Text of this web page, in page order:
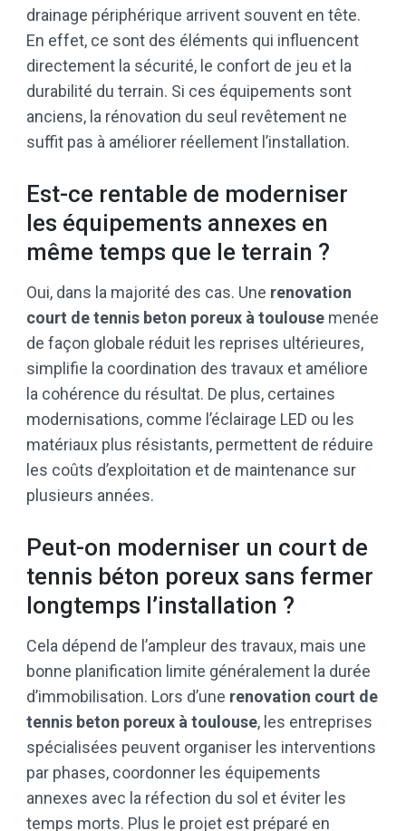
drainage périphérique arrivent souvent en tête.
En effet, ce sont des éléments qui influencent
directement la sécurité, le confort de jeu et la
durabilité du terrain. Si ces équipements sont
anciens, la rénovation du seul revêtement ne
suffit pas à améliorer réellement l’installation.
Est-ce rentable de moderniser
les équipements annexes en
même temps que le terrain ?
Oui, dans la majorité des cas. Une renovation
court de tennis beton poreux à toulouse menée
de façon globale réduit les reprises ultérieures,
simplifie la coordination des travaux et améliore
la cohérence du résultat. De plus, certaines
modernisations, comme l’éclairage LED ou les
matériaux plus résistants, permettent de réduire
les coûts d’exploitation et de maintenance sur
plusieurs années.
Peut-on moderniser un court de
tennis béton poreux sans fermer
longtemps l’installation ?
Cela dépend de l’ampleur des travaux, mais une
bonne planification limite généralement la durée
d’immobilisation. Lors d’une renovation court de
tennis beton poreux à toulouse, les entreprises
spécialisées peuvent organiser les interventions
par phases, coordonner les équipements
annexes avec la réfection du sol et éviter les
temps morts. Plus le projet est préparé en